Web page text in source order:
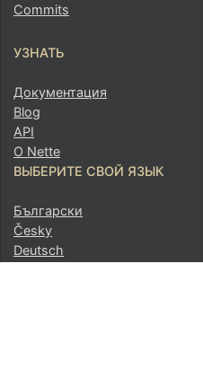
Commits
УЗНАТЬ
Документация
Blog
API
О Nette
ВЫБЕРИТЕ СВОЙ ЯЗЫК
Български
Česky
Deutsch